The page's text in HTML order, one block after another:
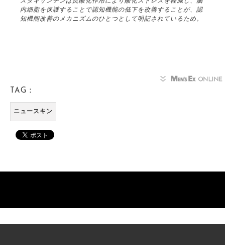
内細胞を保護することで認知機能の低下を改善することが、認
知機能改善のメカニズムのひとつとして明記されているため。
TAG：
ニュースキン